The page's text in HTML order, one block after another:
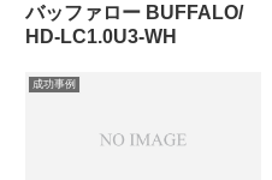
バッファロー BUFFALO/
HD-LC1.0U3-WH
成功事例